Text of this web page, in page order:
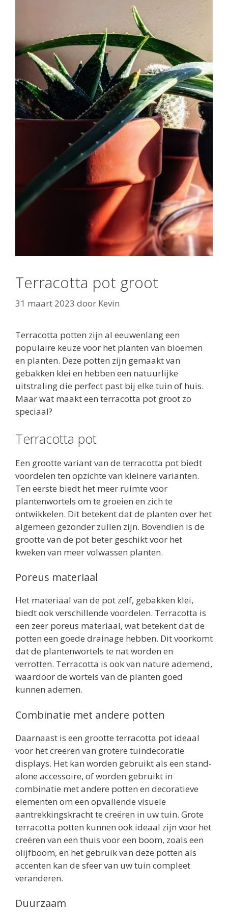
Terracotta pot groot
31 maart 2023 door Kevin
Terracotta potten zijn al eeuwenlang een
populaire keuze voor het planten van bloemen
en planten. Deze potten zijn gemaakt van
gebakken klei en hebben een natuurlijke
uitstraling die perfect past bij elke tuin of huis.
Maar wat maakt een terracotta pot groot zo
speciaal?
Terracotta pot
Een grootte variant van de terracotta pot biedt
voordelen ten opzichte van kleinere varianten.
Ten eerste biedt het meer ruimte voor
plantenwortels om te groeien en zich te
ontwikkelen. Dit betekent dat de planten over het
algemeen gezonder zullen zijn. Bovendien is de
grootte van de pot beter geschikt voor het
kweken van meer volwassen planten.
Poreus materiaal
Het materiaal van de pot zelf, gebakken klei,
biedt ook verschillende voordelen. Terracotta is
een zeer poreus materiaal, wat betekent dat de
potten een goede drainage hebben. Dit voorkomt
dat de plantenwortels te nat worden en
verrotten. Terracotta is ook van nature ademend,
waardoor de wortels van de planten goed
kunnen ademen.
Combinatie met andere potten
Daarnaast is een grootte terracotta pot ideaal
voor het creëren van grotere tuindecoratie
displays. Het kan worden gebruikt als een stand-
alone accessoire, of worden gebruikt in
combinatie met andere potten en decoratieve
elementen om een ​​opvallende visuele
aantrekkingskracht te creëren in uw tuin. Grote
terracotta potten kunnen ook ideaal zijn voor het
creëren van een thuis voor een boom, zoals een
olijfboom, en het gebruik van deze potten als
accenten kan de sfeer van uw tuin compleet
veranderen.
Duurzaam